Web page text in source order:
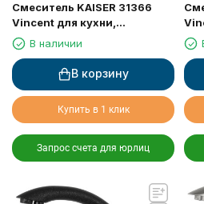
Смеситель KAISER 31366
Vincent для кухни,
сенсорное управление,
вытяжная лейка, Sensor
В наличии
В корзину
Купить в 1 клик
Запрос счета для юрлиц